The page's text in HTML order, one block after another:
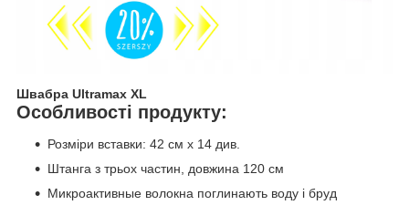
Швабра Ultramax XL
Особливості продукту:
Розміри вставки: 42 см x 14 див.
Штанга з трьох частин, довжина 120 см
Микроактивные волокна поглинають воду і бруд